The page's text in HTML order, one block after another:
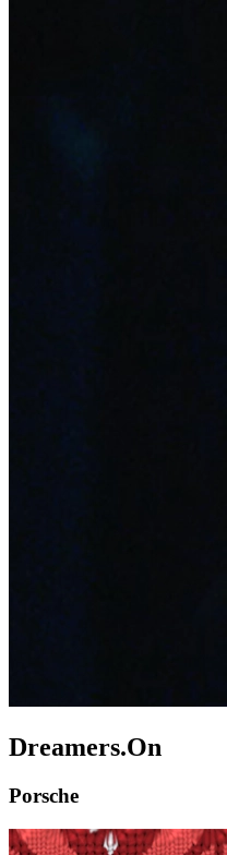
Dreamers.On
Porsche